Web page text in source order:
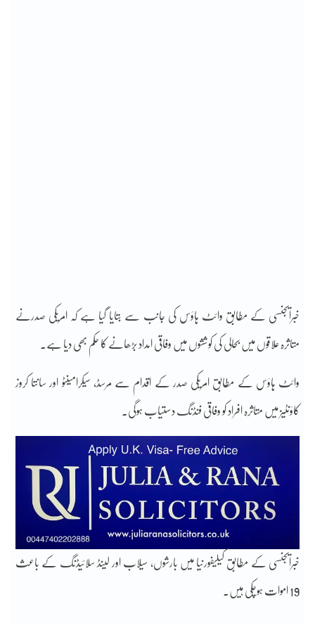
خبرایجنسی کے مطابق وائٹ ہاؤس کی جانب سے بتایا گیا ہے کہ امریکی صدرنے
متاثرہ علاقوں میں بحالی کی کوششوں میں وفاقی امداد بڑھانے کا حکم بھی دیا ہے۔
وائٹ ہاؤس کے مطابق امریکی صدر کے اقدام سے مرسڈ، سیکرامینٹو اور سانتا کروز
کاؤنٹیز میں متاثرہ افراد کو وفاقی فنڈنگ دستیاب ہوگی۔
خبرایجنسی کے مطابق کیلیفورنیا میں بارشوں، سیلاب اور لینڈ سلائیڈنگ کے باعث
19 اموات ہوچکی ہیں۔